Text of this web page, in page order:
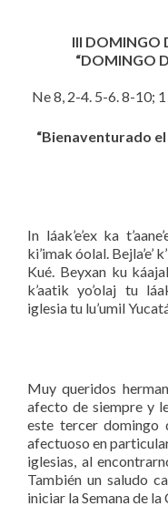
III DOMINGO
“DOMINGO
Ne 8, 2-4. 5-6. 8-10;
“Bienaventurado el
In láak’e’ex ka
ki’imak óolal. Bejla’e’
Kué. Beyxan ku káajal
k’aatik yo’olaj tu
iglesia tu lu’umil
Muy queridos
afecto de siempre y
este tercer domingo
afectuoso en
iglesias, al
También un saludo
iniciar la Semana de la